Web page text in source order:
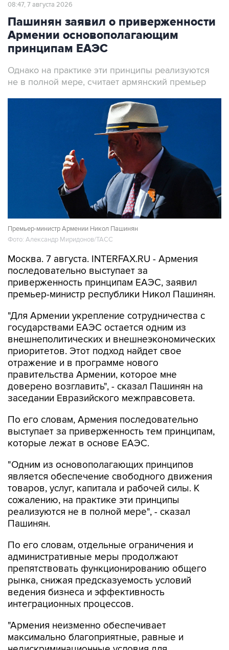
08:47, 7 августа 2026
Пашинян заявил о приверженности
Армении основополагающим
принципам ЕАЭС
Однако на практике эти принципы реализуются
не в полной мере, считает армянский премьер
Премьер-министр Армении Никол Пашинян
Фото: Александр Миридонов/ТАСС
Москва. 7 августа. INTERFAX.RU - Армения
последовательно выступает за
приверженность принципам ЕАЭС, заявил
премьер-министр республики Никол Пашинян.
"Для Армении укрепление сотрудничества с
государствами ЕАЭС остается одним из
внешнеполитических и внешнеэкономических
приоритетов. Этот подход найдет свое
отражение и в программе нового
правительства Армении, которое мне
доверено возглавить", - сказал Пашинян на
заседании Евразийского межправсовета.
По его словам, Армения последовательно
выступает за приверженность тем принципам,
которые лежат в основе ЕАЭС.
"Одним из основополагающих принципов
является обеспечение свободного движения
товаров, услуг, капитала и рабочей силы. К
сожалению, на практике эти принципы
реализуются не в полной мере", - сказал
Пашинян.
По его словам, отдельные ограничения и
административные меры продолжают
препятствовать функционированию общего
рынка, снижая предсказуемость условий
ведения бизнеса и эффективность
интеграционных процессов.
"Армения неизменно обеспечивает
максимально благоприятные, равные и